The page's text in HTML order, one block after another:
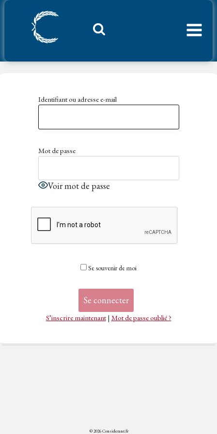
Aller
Identifiant ou adresse e-mail
Mot de passe
Voir mot de passe
Se souvenir de moi
S’inscrire maintenant| Mot de passe oublié ?
© 2026 Considerant.fr